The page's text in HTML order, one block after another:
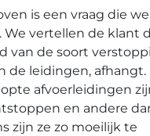
is een vraag die
We vertellen de klant
van de soort
de leidingen, afhangt.
afvoerleidingen
en andere
zijn ze zo moeilijk te